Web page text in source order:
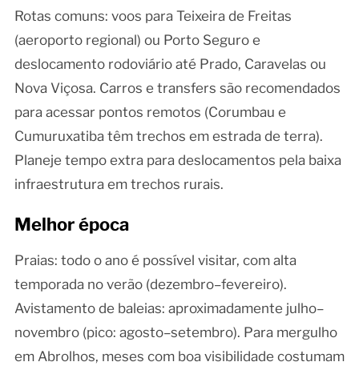
Rotas comuns: voos para Teixeira de Freitas
(aeroporto regional) ou Porto Seguro e
deslocamento rodoviário até Prado, Caravelas ou
Nova Viçosa. Carros e transfers são recomendados
para acessar pontos remotos (Corumbau e
Cumuruxatiba têm trechos em estrada de terra).
Planeje tempo extra para deslocamentos pela baixa
infraestrutura em trechos rurais.
Melhor época
Praias: todo o ano é possível visitar, com alta
temporada no verão (dezembro–fevereiro).
Avistamento de baleias: aproximadamente julho–
novembro (pico: agosto–setembro). Para mergulho
em Abrolhos, meses com boa visibilidade costumam